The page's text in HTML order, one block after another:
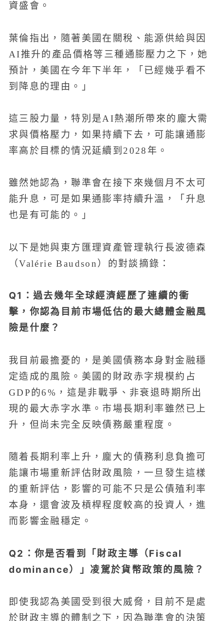
資盛會。
葉倫指出，隨著美國在關稅、能源供給與因
AI推升的產品價格等三種通膨壓力之下，她
預計，美國在今年下半年，「已經幾乎看不
到降息的理由。」
這三股力量，特別是AI熱潮所帶來的龐大需
求與價格壓力，如果持續下去，可能讓通膨
率高於目標的情況延續到2028年。
雖然她認為，聯準會在接下來幾個月不太可
能升息，可是如果通膨率持續升溫，「升息
也是有可能的。」
以下是她與東方匯理資產管理執行長波德森
（Valérie Baudson）的對談摘錄：
Q1：過去幾年全球經濟經歷了連續的衝
擊，你認為目前市場低估的最大總體金融風
險是什麼？
我目前最擔憂的，是美國債務本身對金融穩
定造成的風險。美國的財政赤字規模約占
GDP的6%，這是非戰爭、非衰退時期所出
現的最大赤字水準。市場長期利率雖然已上
升，但尚未完全反映債務嚴重程度。
隨着長期利率上升，龐大的債務利息負擔可
能讓市場重新評估財政風險，一旦發生這樣
的重新評估，影響的可能不只是公債殖利率
本身，還會波及槓桿程度較高的投資人，進
而影響金融穩定。
Q2：你是否看到「財政主導（Fiscal
dominance）」凌駕於貨幣政策的風險？
即使我認為美國受到很大威脅，目前不是處
於財政主導的體制之下，因為聯準會的決策